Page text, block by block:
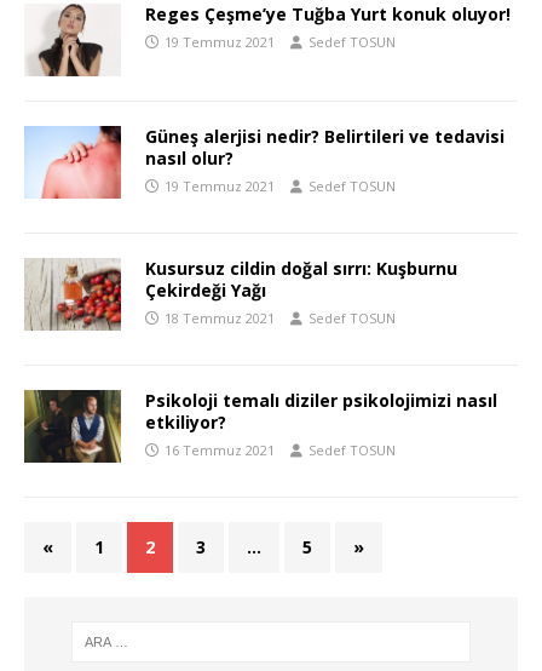
Reges Çeşme’ye Tuğba Yurt konuk oluyor!
19 Temmuz 2021 Sedef TOSUN
Güneş alerjisi nedir? Belirtileri ve tedavisi
nasıl olur?
19 Temmuz 2021 Sedef TOSUN
Kusursuz cildin doğal sırrı: Kuşburnu
Çekirdeği Yağı
18 Temmuz 2021 Sedef TOSUN
Psikoloji temalı diziler psikolojimizi nasıl
etkiliyor?
16 Temmuz 2021 Sedef TOSUN
« 1 2 3 … 5 »